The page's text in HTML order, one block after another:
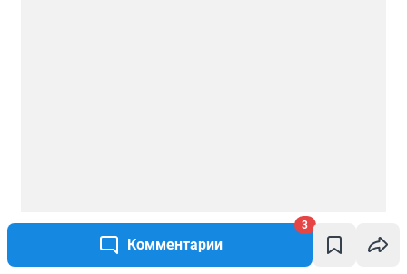
Комментарии
3